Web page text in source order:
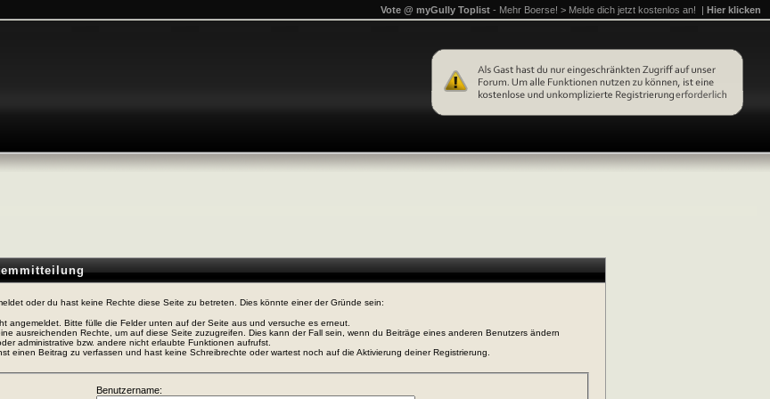
Vote @ myGully Toplist - Mehr Boerse! > Melde dich jetzt kostenlos an! | Hier klicken
oder du hast keine Rechte diese Seite zu betreten. Dies könnte einer der Gründe sein:
angemeldet. Bitte fülle die Felder unten auf der Seite aus und versuche es erneut.
ausreichenden Rechte, um auf diese Seite zuzugreifen. Dies kann der Fall sein, wenn du Beiträge eines anderen Benutzers ändern
administrative bzw. andere nicht erlaubte Funktionen aufrufst.
einen Beitrag zu verfassen und hast keine Schreibrechte oder wartest noch auf die Aktivierung deiner Registrierung.
Benutzername: